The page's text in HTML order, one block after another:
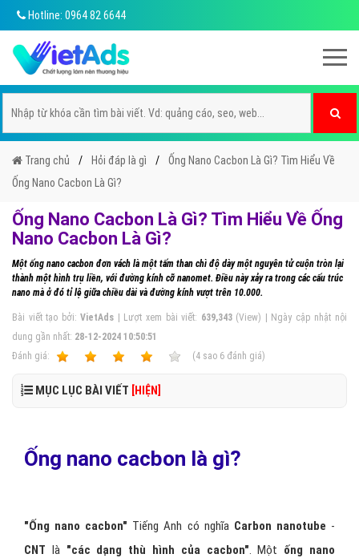
Hotline: 0964 82 6644
Trang chủ Hỏi đáp là gì
Ống Nano Cacbon Là Gì? Tìm Hiểu Về
Ống Nano Cacbon Là Gì?
Ống Nano Cacbon Là Gì? Tìm Hiểu Về Ống
Nano Cacbon Là Gì?
Một ống nano cacbon đơn vách là một tấm than chì độ dày một nguyên tử cuộn tròn lại
thành một hình trụ liền, với đường kính cỡ nanomet. Điều này xảy ra trong các cấu trúc
nano mà ở đó tỉ lệ giữa chiều dài và đường kính vượt trên 10.000.
Bài viết tạo bởi:VietAds | Lượt xem bài viết: 639,343(View) | Ngày cập nhật nội
dung gần nhất: 28-12-2024 10:50:51
Ðánh giá:
(4 sao 6 đánh giá)
MỤC LỤC BÀI VIẾT [HIỆN]
Ống nano cacbon là gì?
"Ống nano cacbon" Tiếng Anh có nghĩa Carbon nanotube -
CNT là "các dạng thù hình của cacbon". Một ống nano